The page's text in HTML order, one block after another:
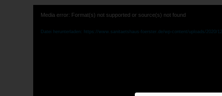
Media error: Format(s) not supported or source(s) not found
Datei herunterladen: https://www.sanitaetshaus-foerster.de/wp-content/uploads/2020/